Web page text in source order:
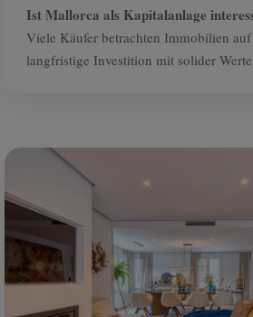
Ist Mallorca als Kapitalanlage
Viele Käufer betrachten Immobilien
langfristige Investition mit solider